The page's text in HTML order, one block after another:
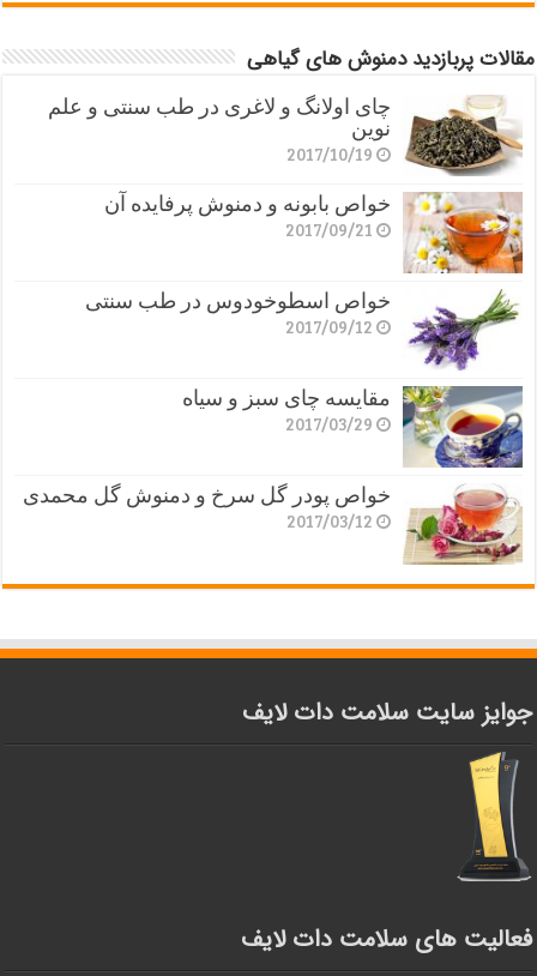
مقالات پربازدید دمنوش های گیاهی
چای اولانگ و لاغری در طب سنتی و علم
نوین
2017/10/19
خواص بابونه و دمنوش پرفایده آن
2017/09/21
خواص اسطوخودوس در طب سنتی
2017/09/12
مقایسه چای سبز و سیاه
2017/03/29
خواص پودر گل سرخ و دمنوش گل محمدی
2017/03/12
جوایز سایت سلامت دات لایف
فعالیت های سلامت دات لایف